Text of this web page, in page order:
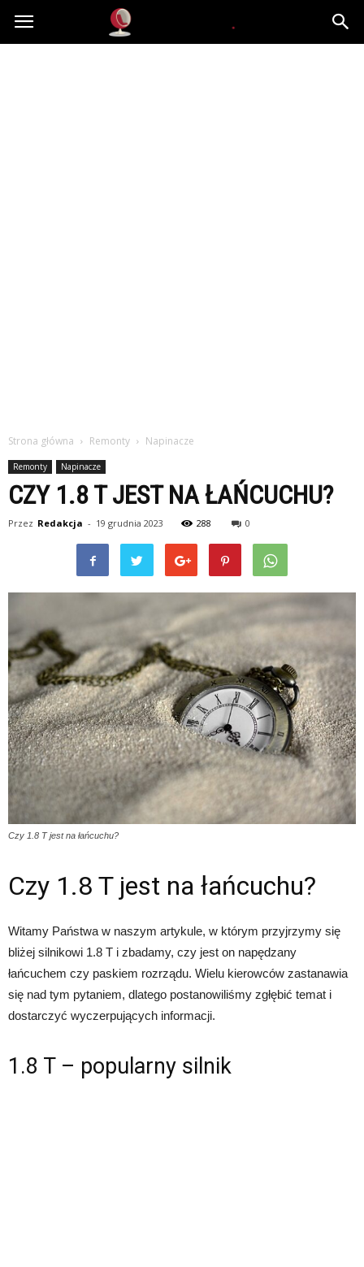
Dekoteria.pl
Strona główna Remonty Napinacze
Remonty Napinacze
CZY 1.8 T JEST NA ŁAŃCUCHU?
Przez Redakcja - 19 grudnia 2023 288 0
Czy 1.8 T jest na łańcuchu?
Czy 1.8 T jest na łańcuchu?
Witamy Państwa w naszym artykule, w którym przyjrzymy się
bliżej silnikowi 1.8 T i zbadamy, czy jest on napędzany
łańcuchem czy paskiem rozrządu. Wielu kierowców zastanawia
się nad tym pytaniem, dlatego postanowiliśmy zgłębić temat i
dostarczyć wyczerpujących informacji.
1.8 T – popularny silnik